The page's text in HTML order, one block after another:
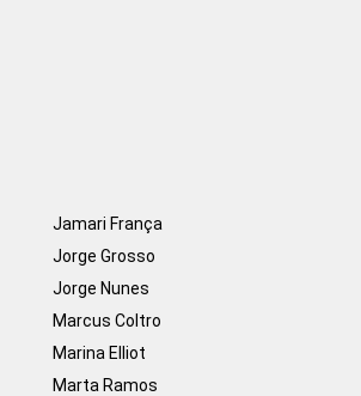
Jamari França
Jorge Grosso
Jorge Nunes
Marcus Coltro
Marina Elliot
Marta Ramos